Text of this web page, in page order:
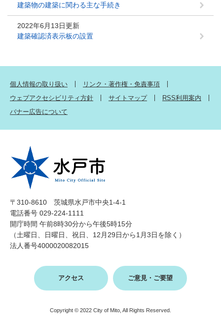
建築物の建築に関わる主な手続き
2022年6月13日更新
建築確認済表示板の設置
個人情報の取り扱い
リンク・著作権・免責事項
ウェブアクセシビリティ方針
サイトマップ
RSS利用案内
バナー広告について
〒310-8610 茨城県水戸市中央1-4-1
電話番号 029-224-1111
開庁時間 午前8時30分から午後5時15分
（土曜日、日曜日、祝日、12月29日から1月3日を除く）
法人番号4000020082015
アクセス ご意見・ご要望
Copyright © 2022 City of Mito, All Rights Reserved.